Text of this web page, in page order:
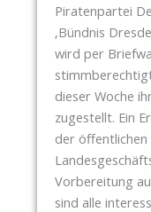
Piratenpartei
‚Bündnis
wird per
dieser Woche
zugestellt. Ein
der öffentlichen
Vorbereitung
sind alle